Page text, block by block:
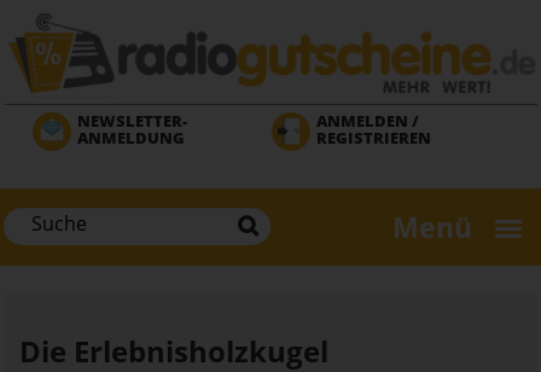
Direkt
zum
Inhalt
NEWSLETTER-
ANMELDUNG
ANMELDEN /
REGISTRIEREN
Menü
Die Erlebnisholzkugel